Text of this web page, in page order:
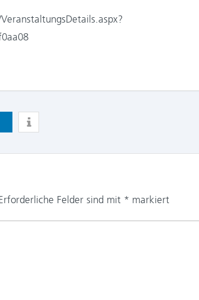
Felder sind mit * markiert